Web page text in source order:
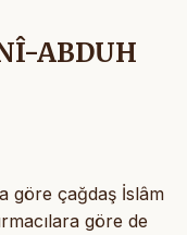
ABDUH
göre çağdaş İslâm
göre de